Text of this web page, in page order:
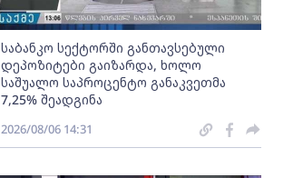
საბანკო სექტორში განთავსებული
დეპოზიტები გაიზარდა, ხოლო
საშუალო საპროცენტო განაკვეთმა
7,25% შეადგინა
2026/08/06 14:31